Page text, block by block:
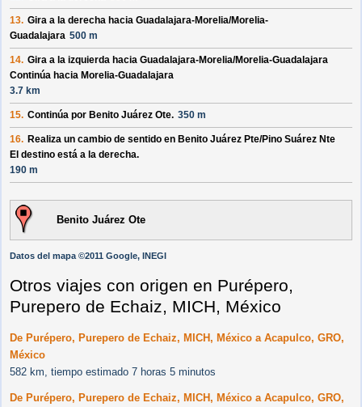
13. Gira a la derecha hacia Guadalajara-Morelia/Morelia-
Guadalajara 500 m
14. Gira a la izquierda hacia Guadalajara-Morelia/Morelia-Guadalajara
Continúa hacia Morelia-Guadalajara
3.7 km
15. Continúa por Benito Juárez Ote. 350 m
16. Realiza un cambio de sentido en Benito Juárez Pte/Pino Suárez Nte
El destino está a la derecha.
190 m
Benito Juárez Ote
Datos del mapa ©2011 Google, INEGI
Otros viajes con origen en Purépero,
Purepero de Echaiz, MICH, México
De Purépero, Purepero de Echaiz, MICH, México a Acapulco, GRO,
México
582 km, tiempo estimado 7 horas 5 minutos
De Purépero, Purepero de Echaiz, MICH, México a Acapulco, GRO,